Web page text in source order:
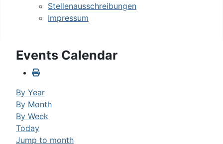
Stellenausschreibungen
Impressum
Events Calendar
By Year
By Month
By Week
Today
Jump to month